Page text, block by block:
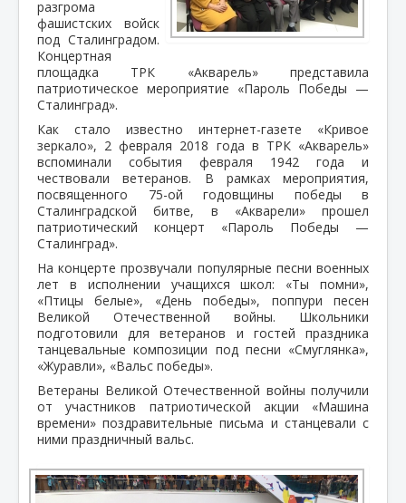
разгрома
фашистских войск
под Сталинградом.
Концертная
площадка ТРК «Акварель» представила
патриотическое мероприятие «Пароль Победы —
Сталинград».
Как стало известно интернет-газете «Кривое
зеркало», 2 февраля 2018 года в ТРК «Акварель»
вспоминали события февраля 1942 года и
чествовали ветеранов. В рамках мероприятия,
посвященного 75-ой годовщины победы в
Сталинградской битве, в «Акварели» прошел
патриотический концерт «Пароль Победы —
Сталинград».
На концерте прозвучали популярные песни военных
лет в исполнении учащихся школ: «Ты помни»,
«Птицы белые», «День победы», поппури песен
Великой Отечественной войны. Школьники
подготовили для ветеранов и гостей праздника
танцевальные композиции под песни «Смуглянка»,
«Журавли», «Вальс победы».
Ветераны Великой Отечественной войны получили
от участников патриотической акции «Машина
времени» поздравительные письма и станцевали с
ними праздничный вальс.